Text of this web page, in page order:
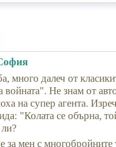
много далеч от
войната". Не знам от
на супер агента.
"Колата се обърна,
за мен с многобройните